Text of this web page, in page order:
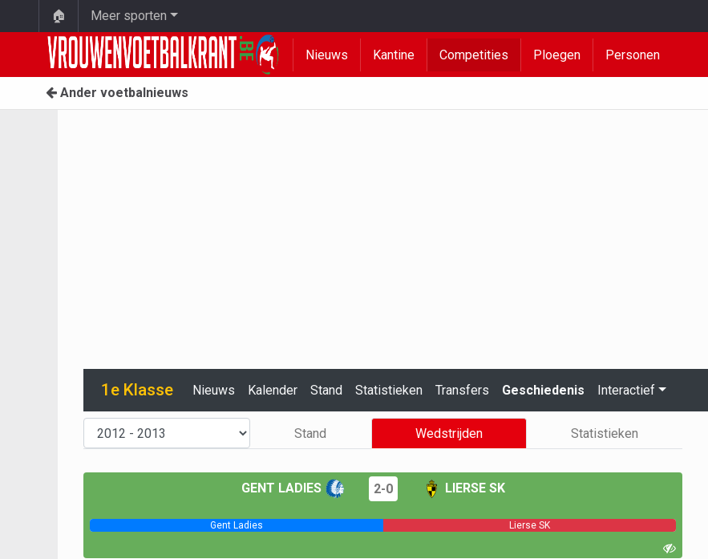
🏠 Meer sporten
Nieuws Kantine Competities Ploegen Personen
Ander voetbalnieuws
1e Klasse Nieuws Kalender Stand Statistieken Transfers Geschiedenis Interactief
Stand Wedstrijden Statistieken
GENT LADIES 2-0 LIERSE SK
Gent Ladies Lierse SK